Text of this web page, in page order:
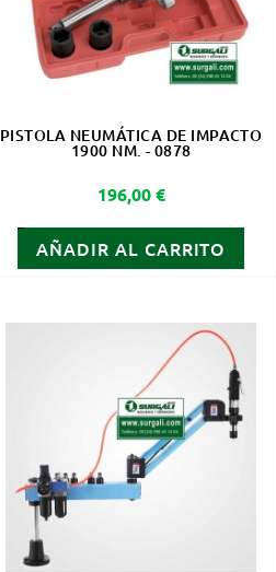
PISTOLA NEUMÁTICA DE IMPACTO
1900 NM. - 0878
Precio
196,00 €
AÑADIR AL CARRITO